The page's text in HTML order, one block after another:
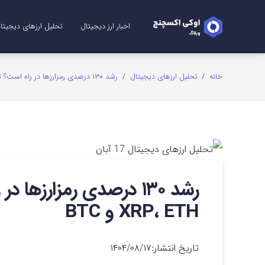
اخبار ارز دیجیتال تحلیل ارزهای
خانه / تحلیل ارزهای دیجیتال / رشد ۱۳۰ درصدی رمزارزها در راه است؟ تحلیل تکنیکال XRP، ETH و BTC
رشد ۱۳۰ درصدی
XRP، ETH و BTC
تاریخ انتشار:۱۴۰۴/۰۸/۱۷